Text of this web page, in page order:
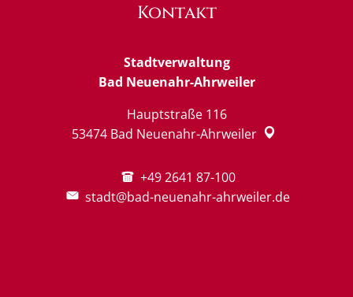
Kontakt
Stadtverwaltung
Bad Neuenahr-Ahrweiler
Hauptstraße 116
53474 Bad Neuenahr-Ahrweiler
+49 2641 87-100
stadt@bad-neuenahr-ahrweiler.de